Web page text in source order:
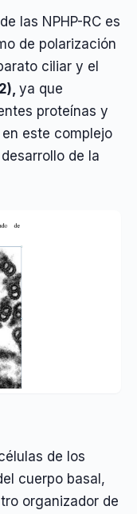
las NPHP-RC es
de polarización
ciliar y el
ya que
proteínas y
este complejo
de la
de los
cuerpo basal,
organizador de